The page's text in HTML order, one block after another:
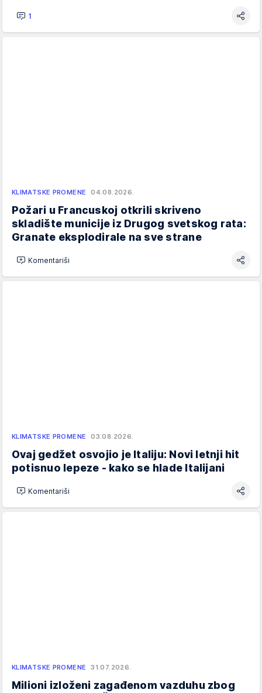
1
KLIMATSKE PROMENE 04.08.2026.
Požari u Francuskoj otkrili skriveno
skladište municije iz Drugog svetskog rata:
Granate eksplodirale na sve strane
Komentariši
KLIMATSKE PROMENE 03.08.2026.
Ovaj gedžet osvojio je Italiju: Novi letnji hit
potisnuo lepeze - kako se hlade Italijani
Komentariši
KLIMATSKE PROMENE 31.07.2026.
Milioni izloženi zagađenom vazduhu zbog